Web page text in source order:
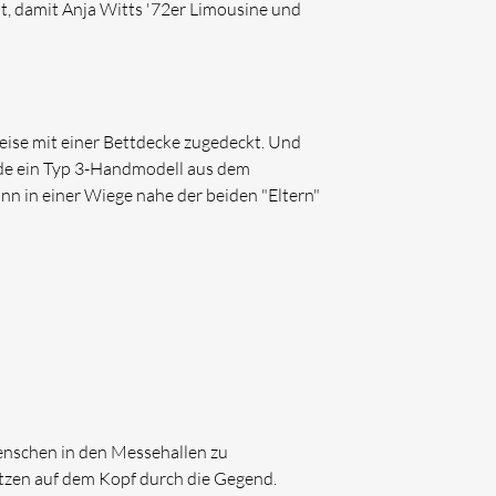
damit Anja Witts '72er Limousine und
mit einer Bettdecke zugedeckt. Und
ein Typ 3-Handmodell aus dem
in einer Wiege nahe der beiden "Eltern"
in den Messehallen zu
auf dem Kopf durch die Gegend.